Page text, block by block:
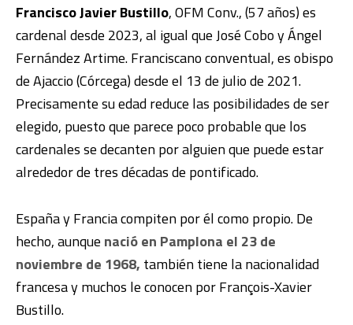
Francisco Javier Bustillo, OFM Conv., (57 años) es
cardenal desde 2023, al igual que José Cobo y Ángel
Fernández Artime. Franciscano conventual, es obispo
de Ajaccio (Córcega) desde el 13 de julio de 2021.
Precisamente su edad reduce las posibilidades de ser
elegido, puesto que parece poco probable que los
cardenales se decanten por alguien que puede estar
alrededor de tres décadas de pontificado.
España y Francia compiten por él como propio. De
hecho, aunque nació en Pamplona el 23 de
noviembre de 1968, también tiene la nacionalidad
francesa y muchos le conocen por François-Xavier
Bustillo.